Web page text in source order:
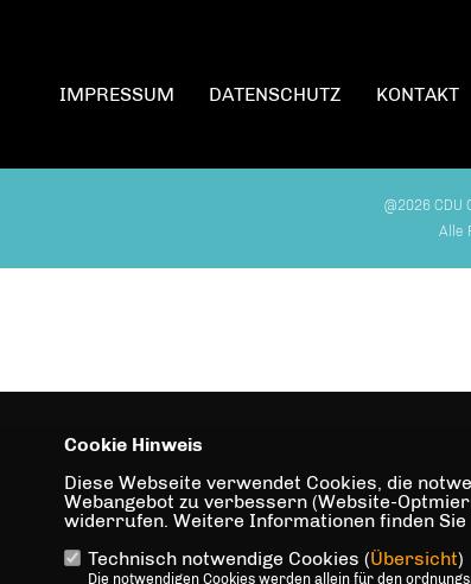
IMPRESSUM DATENSCHUTZ KONTAKT
@2026 CDU
Alle
Cookie Hinweis
Diese Webseite verwendet Cookies, die
Webangebot zu verbessern (Website-
widerrufen. Weitere Informationen finden
Technisch notwendige Cookies (Übersicht)
Die notwendigen Cookies werden allein für den